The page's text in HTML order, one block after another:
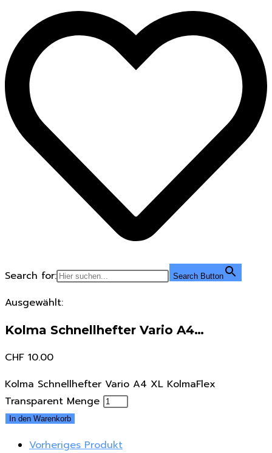
Search for: Search Button
Ausgewählt:
Kolma Schnellhefter Vario A4…
CHF 10.00
Kolma Schnellhefter Vario A4 XL KolmaFlex
Transparent Menge
In den Warenkorb
Vorheriges Produkt